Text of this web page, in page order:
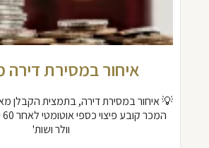
איחור במסירת דירה
💡 איחור במסירת דירה, בתמצית הקבלן
וולר ושות'